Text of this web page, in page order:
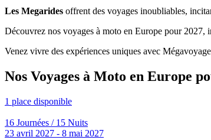
Les Megarides offrent des voyages inoubliables,
Découvrez nos voyages à moto en Europe pour 2027,
Venez vivre des expériences uniques avec
Nos Voyages à Moto en Europe
1 place disponible
16 Journées / 15 Nuits
23 avril 2027 - 8 mai 2027